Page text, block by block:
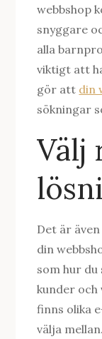
webbshop
snyggare
alla
viktigt att
gör att din
sökningar
Välj
Det är
din
som hur du
kunder och
finns olika
välja